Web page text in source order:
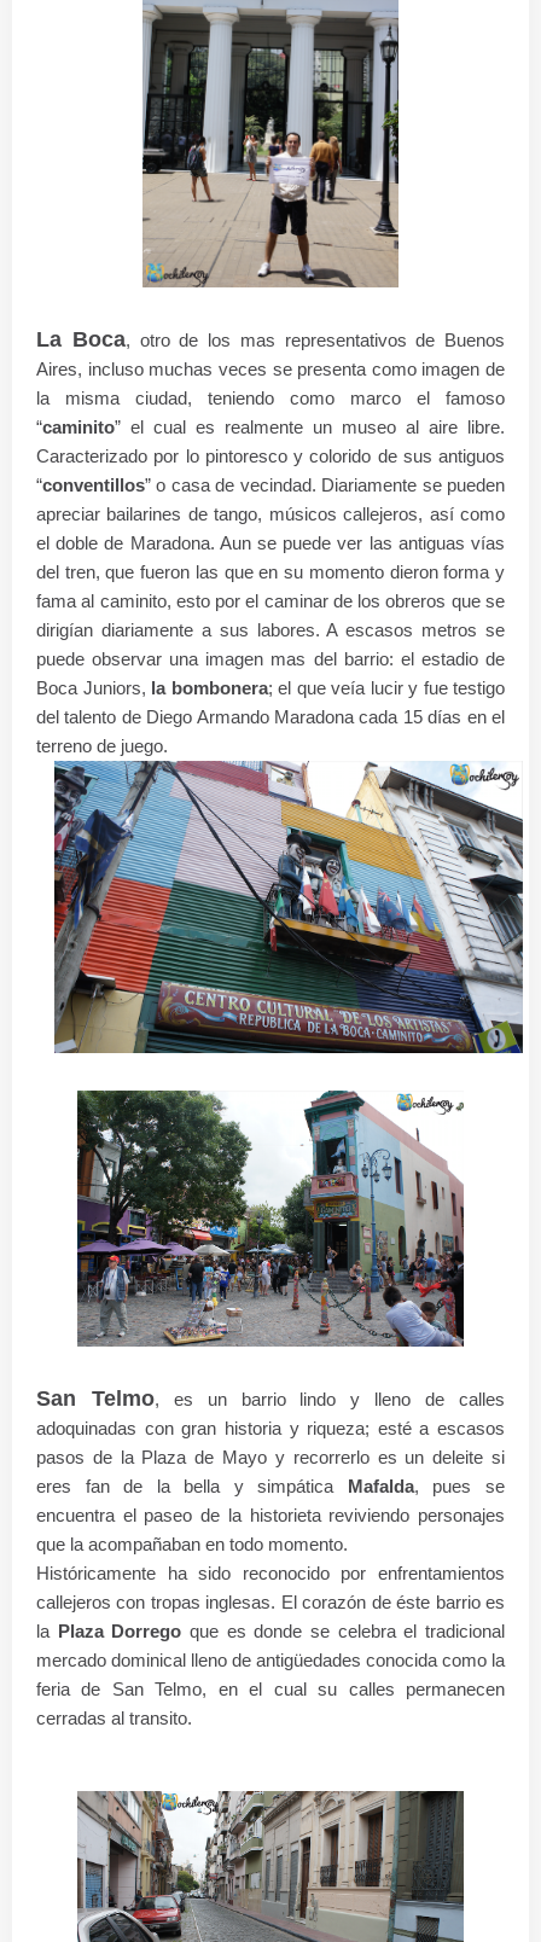
La Boca, otro de los mas representativos de Buenos
Aires, incluso muchas veces se presenta como imagen de
la misma ciudad, teniendo como marco el famoso
“caminito” el cual es realmente un museo al aire libre.
Caracterizado por lo pintoresco y colorido de sus antiguos
“conventillos” o casa de vecindad. Diariamente se pueden
apreciar bailarines de tango, músicos callejeros, así como
el doble de Maradona. Aun se puede ver las antiguas vías
del tren, que fueron las que en su momento dieron forma y
fama al caminito, esto por el caminar de los obreros que se
dirigían diariamente a sus labores. A escasos metros se
puede observar una imagen mas del barrio: el estadio de
Boca Juniors, la bombonera; el que veía lucir y fue testigo
del talento de Diego Armando Maradona cada 15 días en el
terreno de juego.
San Telmo, es un barrio lindo y lleno de calles
adoquinadas con gran historia y riqueza; esté a escasos
pasos de la Plaza de Mayo y recorrerlo es un deleite si
eres fan de la bella y simpática Mafalda, pues se
encuentra el paseo de la historieta reviviendo personajes
que la acompañaban en todo momento.
Históricamente ha sido reconocido por enfrentamientos
callejeros con tropas inglesas. El corazón de éste barrio es
la Plaza Dorrego que es donde se celebra el tradicional
mercado dominical lleno de antigüedades conocida como la
feria de San Telmo, en el cual su calles permanecen
cerradas al transito.